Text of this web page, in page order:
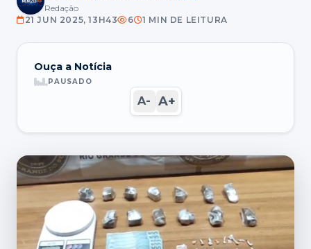
Redação
21 JUN 2025, 13H43
6 1 MIN DE LEITURA
Ouça a Notícia
PAUSADO
A- A+